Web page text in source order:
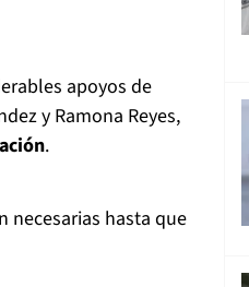
apoyos de
y Ramona Reyes,
.
necesarias hasta que